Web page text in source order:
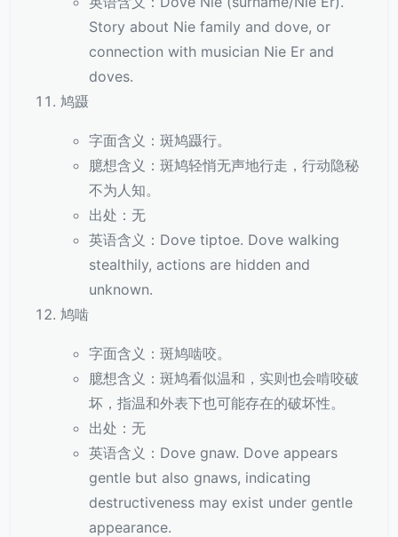
Story about Nie family and dove, or
connection with musician Nie Er and
doves.
鸠蹑
字面含义：斑鸠蹑行。
臆想含义：斑鸠轻悄无声地行走，行动隐秘
不为人知。
出处：无
英语含义：Dove tiptoe. Dove walking
stealthily, actions are hidden and
unknown.
鸠啮
字面含义：斑鸠啮咬。
臆想含义：斑鸠看似温和，实则也会啃咬破
坏，指温和外表下也可能存在的破坏性。
出处：无
英语含义：Dove gnaw. Dove appears
gentle but also gnaws, indicating
destructiveness may exist under gentle
appearance.